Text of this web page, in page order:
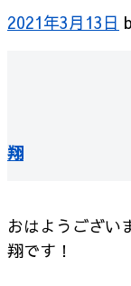
2021年3月13日
翔
おはようござ
翔です！